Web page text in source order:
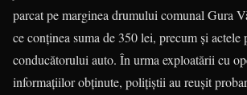
parcat pe marginea drumului comunal Gura
ce conținea suma de 350 lei, precum și actele
conducătorului auto. În urma exploatării cu
informaţiilor obţinute, poliţiştii au reuşit